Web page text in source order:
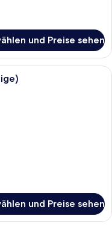
und Preise sehen
Hotelzimmer mit
und Preise sehen